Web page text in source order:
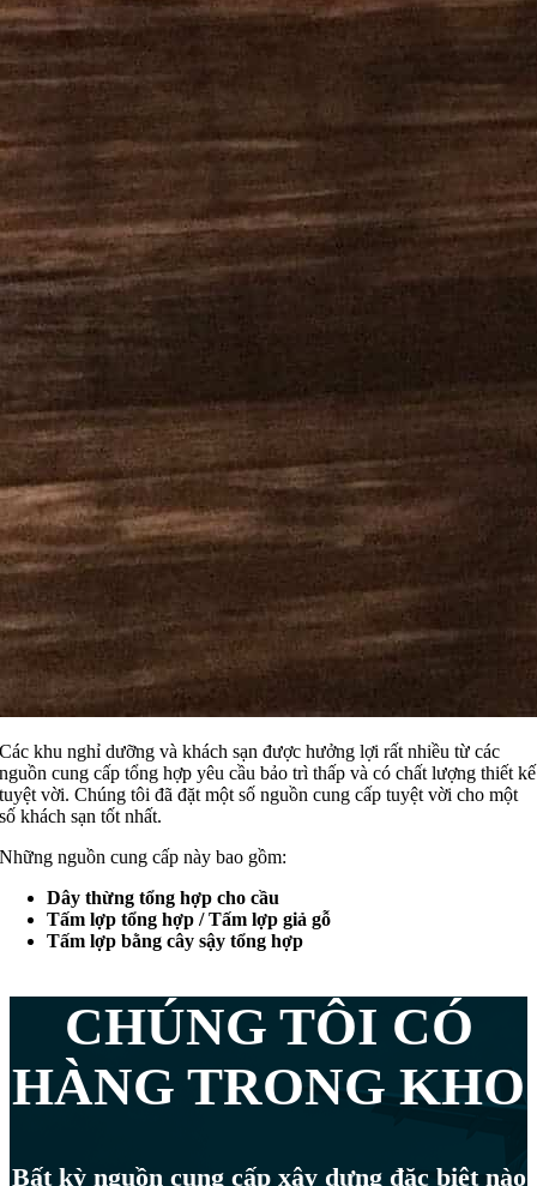
Các khu nghỉ dưỡng và khách sạn được hưởng lợi rất nhiều từ các
nguồn cung cấp tổng hợp yêu cầu bảo trì thấp và có chất lượng thiết kế
tuyệt vời. Chúng tôi đã đặt một số nguồn cung cấp tuyệt vời cho một
số khách sạn tốt nhất.
Những nguồn cung cấp này bao gồm:
Dây thừng tổng hợp cho cầu
Tấm lợp tổng hợp / Tấm lợp giả gỗ
Tấm lợp bằng cây sậy tổng hợp
CHÚNG TÔI CÓ
HÀNG TRONG KHO
Bất kỳ nguồn cung cấp xây dựng đặc biệt nào